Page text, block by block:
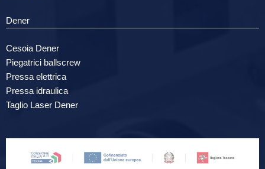
Dener
Cesoia Dener
Piegatrici ballscrew
Pressa elettrica
Pressa idraulica
Taglio Laser Dener